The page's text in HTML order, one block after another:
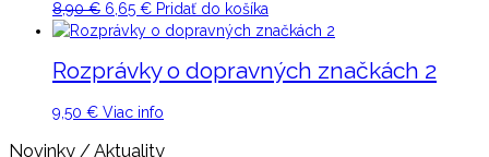
8,90€ Original
price
8,90 €.
6,65 €Current
price
6,65 €.
Pridať do košíka
Rozprávky o dopravných značkách 2
9,50 € Viac info
Novinky / Aktuality